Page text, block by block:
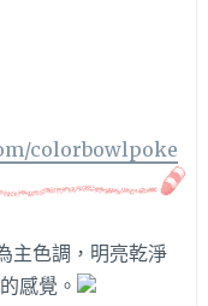
colorbowlpoke
色調，明亮乾淨
感覺。